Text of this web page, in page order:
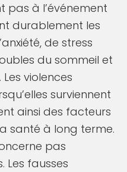
pas à l’événement
durablement les
de stress
du sommeil et
violences
surviennent
ainsi des facteurs
santé à long terme.
pas
Les fausses